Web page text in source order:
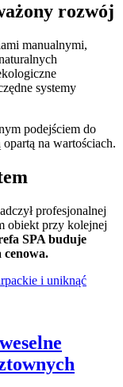
rozwój
manualnymi,
systemy
podejściem do
na wartościach.
profesjonalnej
obiekt przy kolejnej
SPA buduje
cenowa.